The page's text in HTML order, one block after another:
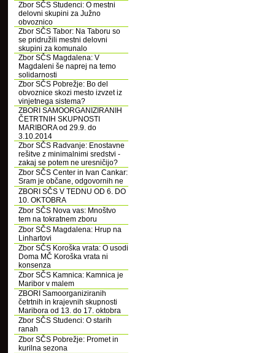
Zbor SČS Studenci: O mestni
delovni skupini za Južno
obvoznico
Zbor SČS Tabor: Na Taboru so
se pridružili mestni delovni
skupini za komunalo
Zbor SČS Magdalena: V
Magdaleni še naprej na temo
solidarnosti
Zbor SČS Pobrežje: Bo del
obvoznice skozi mesto izvzet iz
vinjetnega sistema?
ZBORI SAMOORGANIZIRANIH
ČETRTNIH SKUPNOSTI
MARIBORA od 29.9. do
3.10.2014
Zbor SČS Radvanje: Enostavne
rešitve z minimalnimi sredstvi -
zakaj se potem ne uresničijo?
Zbor SČS Center in Ivan Cankar:
Sram je občane, odgovornih ne
ZBORI SČS V TEDNU OD 6. DO
10. OKTOBRA
Zbor SČS Nova vas: Mnoštvo
tem na tokratnem zboru
Zbor SČS Magdalena: Hrup na
Linhartovi
Zbor SČS Koroška vrata: O usodi
Doma MČ Koroška vrata ni
konsenza
Zbor SČS Kamnica: Kamnica je
Maribor v malem
ZBORI Samoorganiziranih
četrtnih in krajevnih skupnosti
Maribora od 13. do 17. oktobra
Zbor SČS Studenci: O starih
ranah
Zbor SČS Pobrežje: Promet in
kurilna sezona